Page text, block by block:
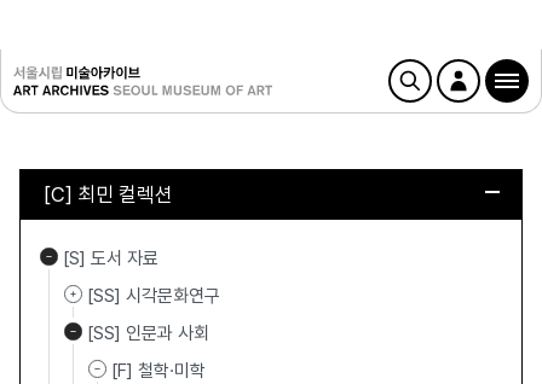
[C] 최민 컬렉션
[S] 도서 자료
[SS] 시각문화연구
[SS] 인문과 사회
[F] 철학·미학